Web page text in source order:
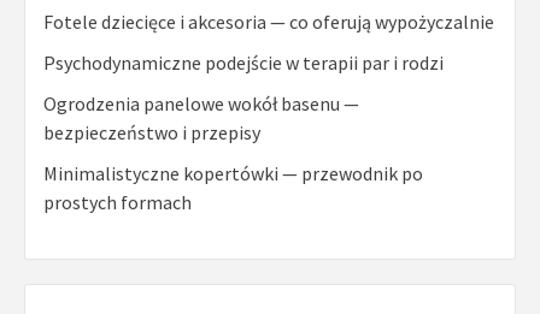
Fotele dziecięce i akcesoria — co oferują wypożyczalnie
Psychodynamiczne podejście w terapii par i rodzi
Ogrodzenia panelowe wokół basenu —
bezpieczeństwo i przepisy
Minimalistyczne kopertówki — przewodnik po
prostych formach